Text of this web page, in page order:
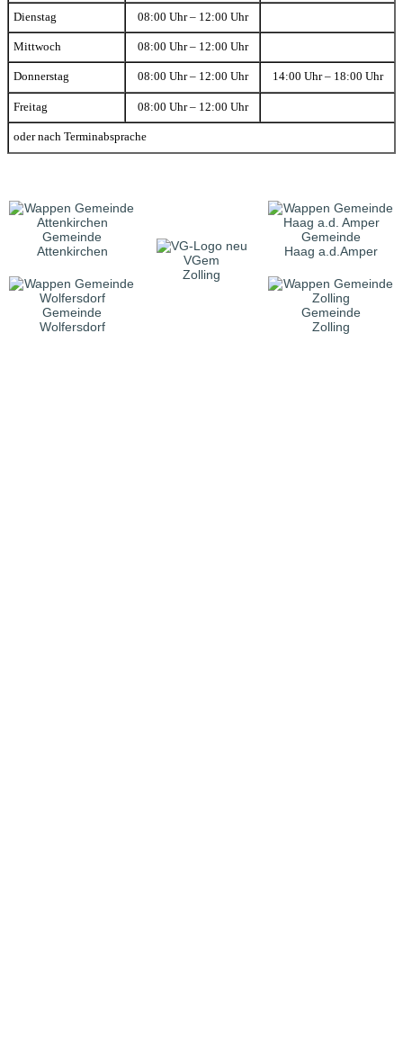
Dienstag 08:00 Uhr – 12:00 Uhr
Mittwoch 08:00 Uhr – 12:00 Uhr
Donnerstag 08:00 Uhr – 12:00 Uhr 14:00 Uhr – 18:00 Uhr
Freitag 08:00 Uhr – 12:00 Uhr
oder nach Terminabsprache
Gemeinde
Attenkirchen
VGem
Zolling
Gemeinde
Haag a.d.Amper
Gemeinde
Wolfersdorf
Gemeinde
Zolling